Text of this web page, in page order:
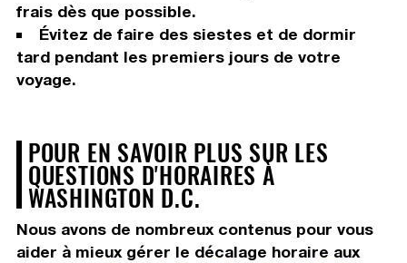
frais dès que possible.
Évitez de faire des siestes et de dormir
tard pendant les premiers jours de votre
voyage.
POUR EN SAVOIR PLUS SUR LES
QUESTIONS D'HORAIRES À
WASHINGTON D.C.
Nous avons de nombreux contenus pour vous
aider à mieux gérer le décalage horaire aux